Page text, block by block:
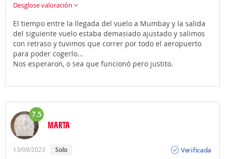
Desglose valoración
El tiempo entre la llegada del vuelo a Mumbay y la salida
del siguiente vuelo estaba demasiado ajustado y salimos
con retraso y tuvimos que correr por todo el aeropuerto
para poder cogerlo...
Nos esperaron, o sea que funcionó pero justito.
7.5
MARTA
13/09/2023 Solo
Verificada